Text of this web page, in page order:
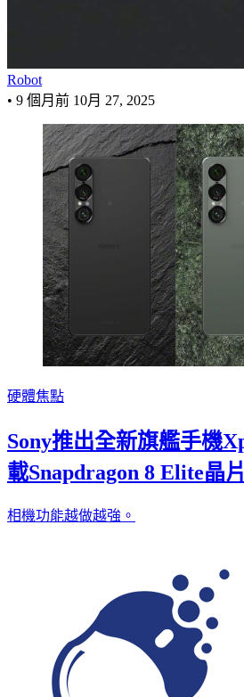
Robot
• 9 個月前 10月 27, 2025
硬體焦點
Sony推出全新旗艦手機
載Snapdragon 8 Elite晶
相機功能越做越強。